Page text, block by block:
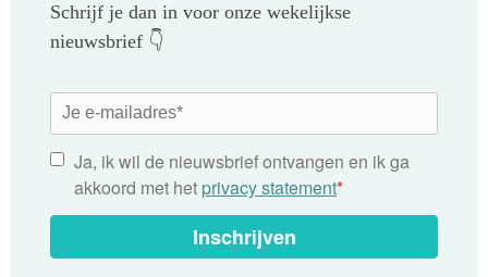
Schrijf je dan in voor onze wekelijkse
nieuwsbrief 👇
Ja, ik wil de nieuwsbrief ontvangen en ik ga
akkoord met het privacy statement*
Inschrijven